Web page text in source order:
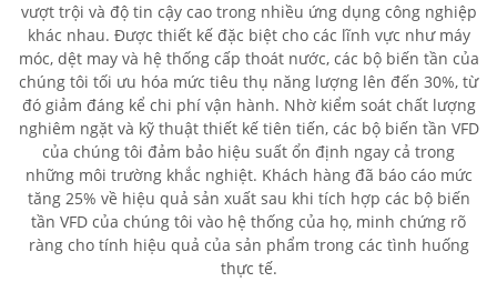
vượt trội và độ tin cậy cao trong nhiều ứng dụng công nghiệp
khác nhau. Được thiết kế đặc biệt cho các lĩnh vực như máy
móc, dệt may và hệ thống cấp thoát nước, các bộ biến tần của
chúng tôi tối ưu hóa mức tiêu thụ năng lượng lên đến 30%, từ
đó giảm đáng kể chi phí vận hành. Nhờ kiểm soát chất lượng
nghiêm ngặt và kỹ thuật thiết kế tiên tiến, các bộ biến tần VFD
của chúng tôi đảm bảo hiệu suất ổn định ngay cả trong
những môi trường khắc nghiệt. Khách hàng đã báo cáo mức
tăng 25% về hiệu quả sản xuất sau khi tích hợp các bộ biến
tần VFD của chúng tôi vào hệ thống của họ, minh chứng rõ
ràng cho tính hiệu quả của sản phẩm trong các tình huống
thực tế.